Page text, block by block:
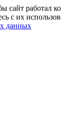
работал
с их
данных